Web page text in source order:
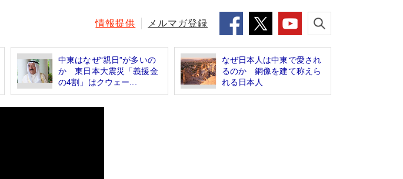
情報提供 メルマガ登録
中東はなぜ“親日”が多いの
か 東日本大震災「義援金
の4割」はクウェー...
なぜ日本人は中東で愛され
るのか 銅像を建て称えら
れる日本人